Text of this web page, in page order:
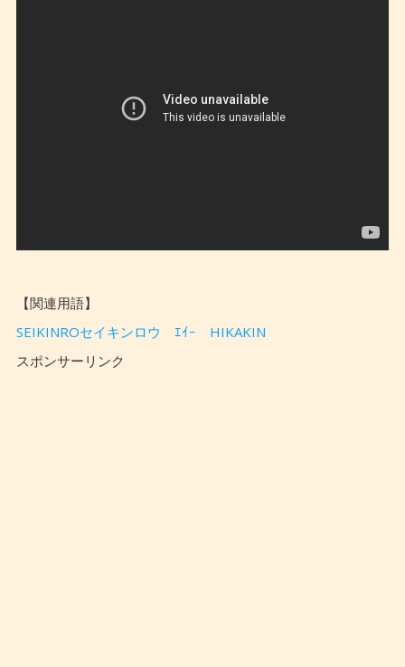
【関連用語】
SEIKINROセイキンロウ
ｴｲｰ
HIKAKIN
スポンサーリンク